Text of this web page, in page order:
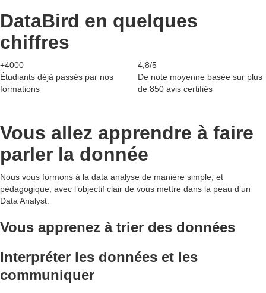
DataBird en quelques
chiffres
+4000
Étudiants déjà passés par nos
formations
4,8/5
De note moyenne basée sur plus
de 850 avis certifiés
Vous allez apprendre à faire
parler la donnée
Nous vous formons à la data analyse de manière simple, et
pédagogique, avec l’objectif clair de vous mettre dans la peau d’un
Data Analyst.
Vous apprenez à trier des données
Interpréter les données et les
communiquer